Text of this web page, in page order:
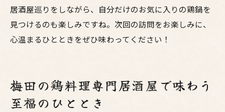
居酒屋巡りをしながら、自分だけのお気に入りの鶏鍋を
見つけるのも楽しみですね。次回の訪問をお楽しみに、
心温まるひとときをぜひ味わってください！
梅田の鶏料理専門居酒屋で味わう
至福のひととき